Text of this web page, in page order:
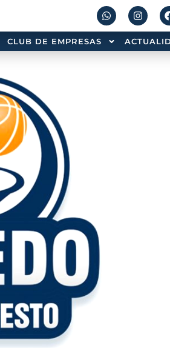
CLUB DE EMPRESAS